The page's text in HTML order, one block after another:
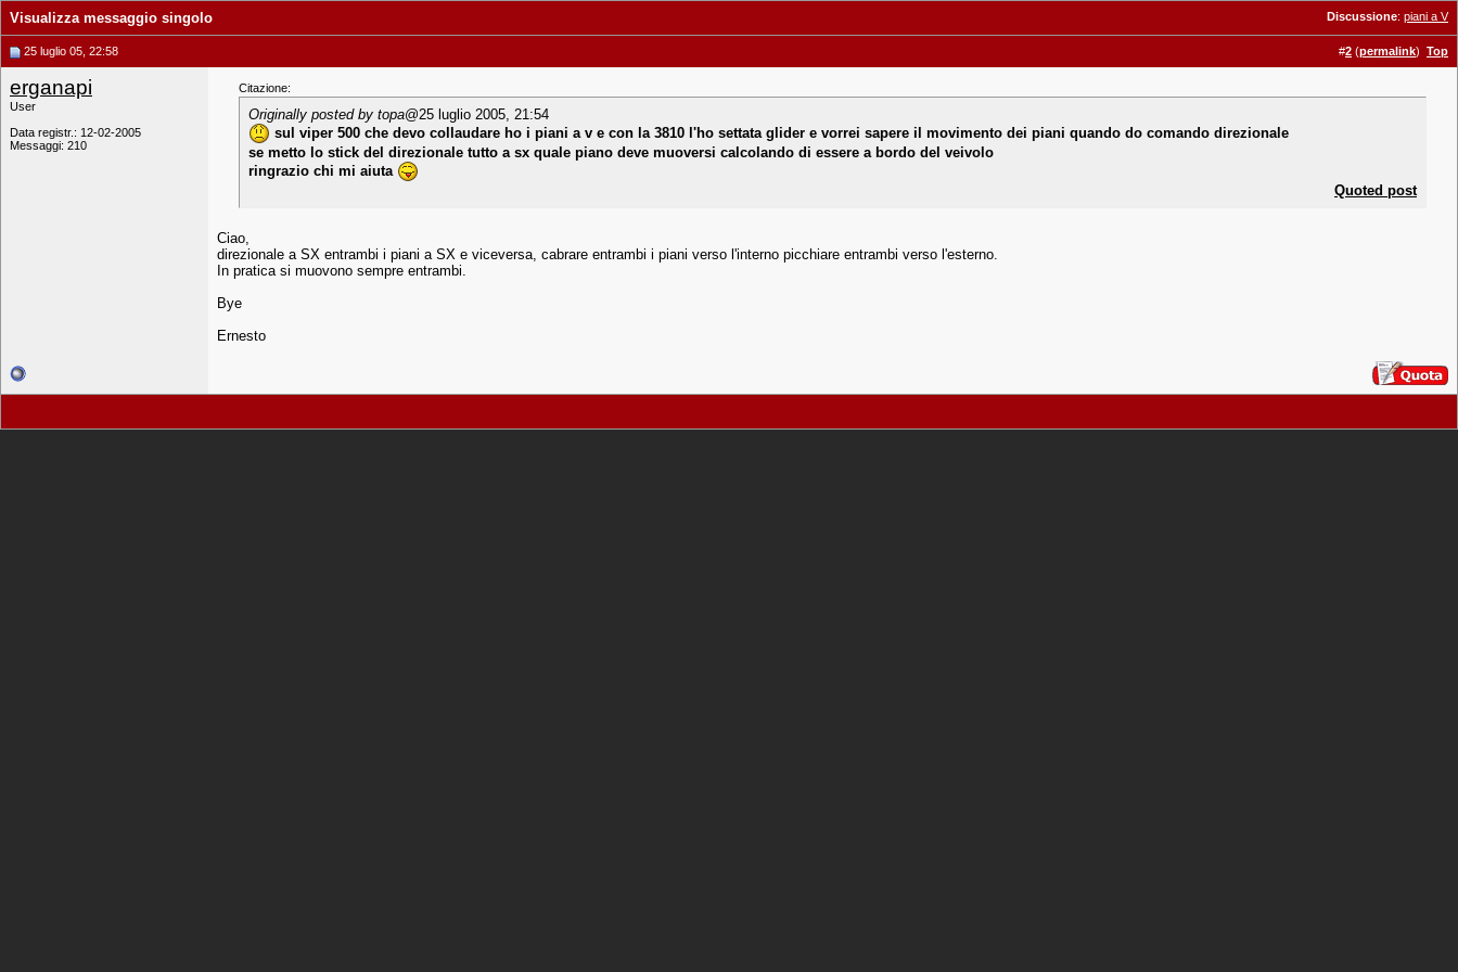
Discussione: piani a V
Visualizza messaggio singolo
25 luglio 05, 22:58 #2 (permalink) Top
erganapi
User
Data registr.: 12-02-2005
Messaggi: 210
Citazione:
Originally posted by topa@25 luglio 2005, 21:54
sul viper 500 che devo collaudare ho i piani a v e con la 3810 l'ho settata glider e vorrei sapere il movimento dei piani quando do comando direzionale
se metto lo stick del direzionale tutto a sx quale piano deve muoversi calcolando di essere a bordo del veivolo
ringrazio chi mi aiuta
Quoted post
Ciao,
direzionale a SX entrambi i piani a SX e viceversa, cabrare entrambi i piani verso l'interno picchiare entrambi verso l'esterno.
In pratica si muovono sempre entrambi.
Bye
Ernesto